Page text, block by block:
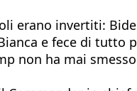
erano invertiti:
e fece di
non ha mai